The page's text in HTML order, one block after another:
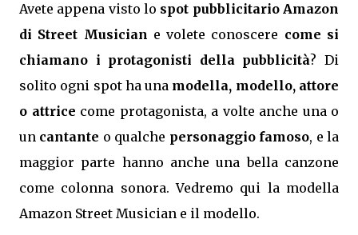
Avete appena visto lo spot pubblicitario Amazon
di Street Musician e volete conoscere come si
chiamano i protagonisti della pubblicità? Di
solito ogni spot ha una modella, modello, attore
o attrice come protagonista, a volte anche una o
un cantante o qualche personaggio famoso, e la
maggior parte hanno anche una bella canzone
come colonna sonora. Vedremo qui la modella
Amazon Street Musician e il modello.